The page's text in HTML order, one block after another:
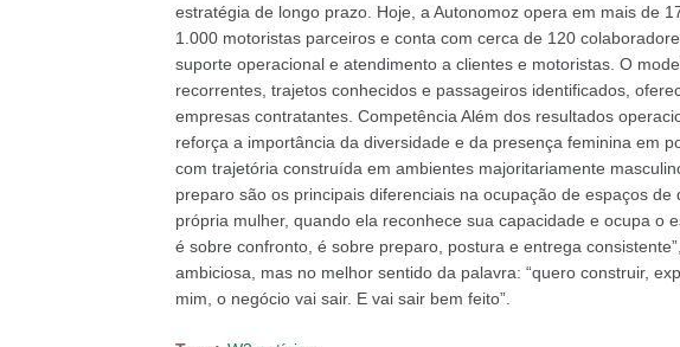
estratégia de longo prazo. Hoje, a Autonomoz opera em mais de
1.000 motoristas parceiros e conta com cerca de 120
suporte operacional e atendimento a clientes e motoristas. O
recorrentes, trajetos conhecidos e passageiros identificados,
empresas contratantes. Competência Além dos resultados
reforça a importância da diversidade e da presença feminina em
com trajetória construída em ambientes majoritariamente
preparo são os principais diferenciais na ocupação de espaços
própria mulher, quando ela reconhece sua capacidade e ocupa o
é sobre confronto, é sobre preparo, postura e entrega
ambiciosa, mas no melhor sentido da palavra: “quero construir,
mim, o negócio vai sair. E vai sair bem feito”.